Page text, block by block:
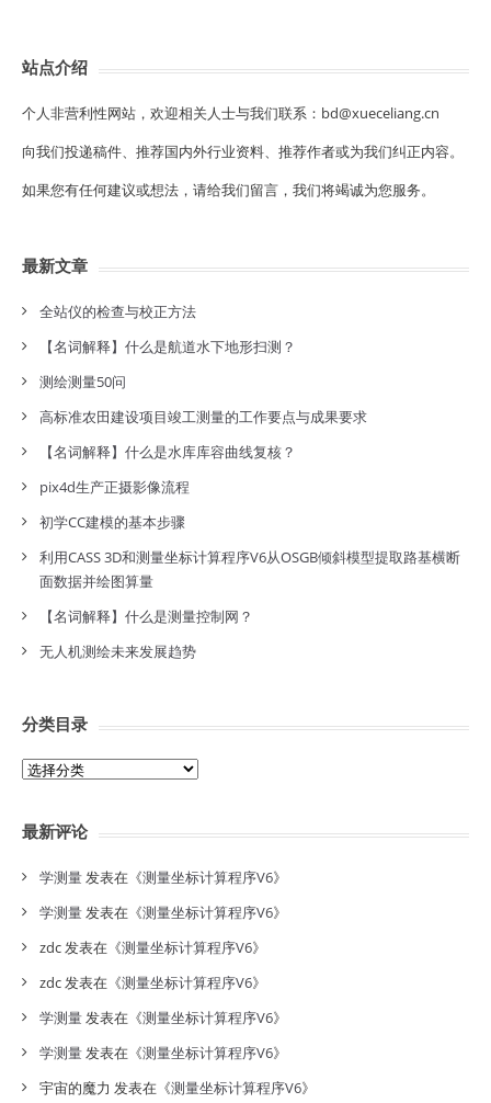
站点介绍
个人非营利性网站，欢迎相关人士与我们联系：bd@xueceliang.cn
向我们投递稿件、推荐国内外行业资料、推荐作者或为我们纠正内容。
如果您有任何建议或想法，请给我们留言，我们将竭诚为您服务。
最新文章
全站仪的检查与校正方法
【名词解释】什么是航道水下地形扫测？
测绘测量50问
高标准农田建设项目竣工测量的工作要点与成果要求
【名词解释】什么是水库库容曲线复核？
pix4d生产正摄影像流程
初学CC建模的基本步骤
利用CASS 3D和测量坐标计算程序V6从OSGB倾斜模型提取路基横断
面数据并绘图算量
【名词解释】什么是测量控制网？
无人机测绘未来发展趋势
分类目录
分
录
最新评论
学测量发表在《测量坐标计算程序V6》
学测量发表在《测量坐标计算程序V6》
zdc发表在《测量坐标计算程序V6》
zdc发表在《测量坐标计算程序V6》
学测量发表在《测量坐标计算程序V6》
学测量发表在《测量坐标计算程序V6》
宇宙的魔力 发表在《测量坐标计算程序V6》